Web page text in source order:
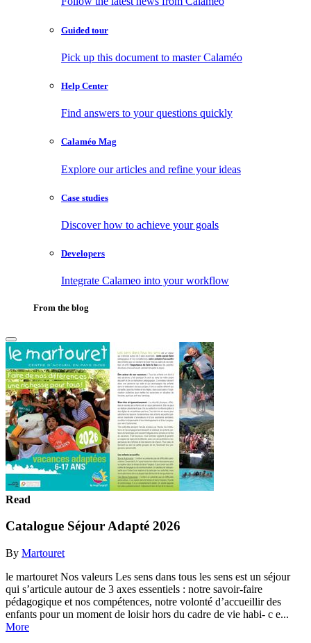
Guided tour
Pick up this document to master Calaméo
Help Center
Find answers to your questions quickly
Calaméo Mag
Explore our articles and refine your ideas
Case studies
Discover how to achieve your goals
Developers
Integrate Calameo into your workflow
From the blog
Read
Catalogue Séjour Adapté 2026
By Martouret
le martouret Nos valeurs Les sens dans tous les sens est un séjour
qui s’articule autour de 3 axes essentiels : notre savoir-faire
pédagogique et nos compétences, notre volonté d’accueillir des
enfants pour un moment de loisir hors du cadre de vie habi- c e...
More